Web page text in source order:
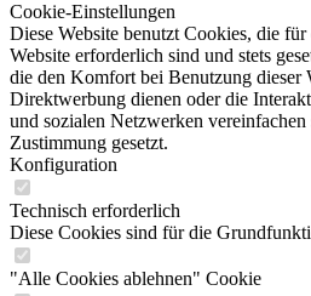
Cookie-Einstellungen
Diese Website benutzt Cookies, die
Website erforderlich sind und stets
die den Komfort bei Benutzung dieser
Direktwerbung dienen oder die
und sozialen Netzwerken
Zustimmung gesetzt.
Konfiguration
Technisch erforderlich
Diese Cookies sind für die
"Alle Cookies ablehnen" Cookie